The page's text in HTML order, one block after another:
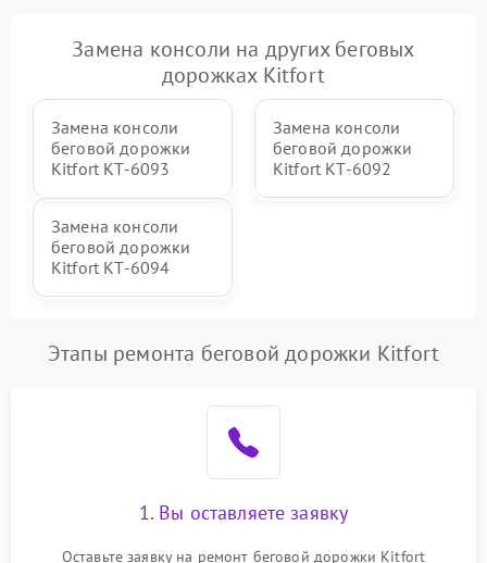
Замена консоли на других беговых
дорожках Kitfort
Замена консоли
беговой дорожки
Kitfort КТ-6093
Замена консоли
беговой дорожки
Kitfort КТ-6092
Замена консоли
беговой дорожки
Kitfort КТ-6094
Этапы ремонта беговой дорожки Kitfort
1. Вы оставляете заявку
Оставьте заявку на ремонт беговой дорожки Kitfort